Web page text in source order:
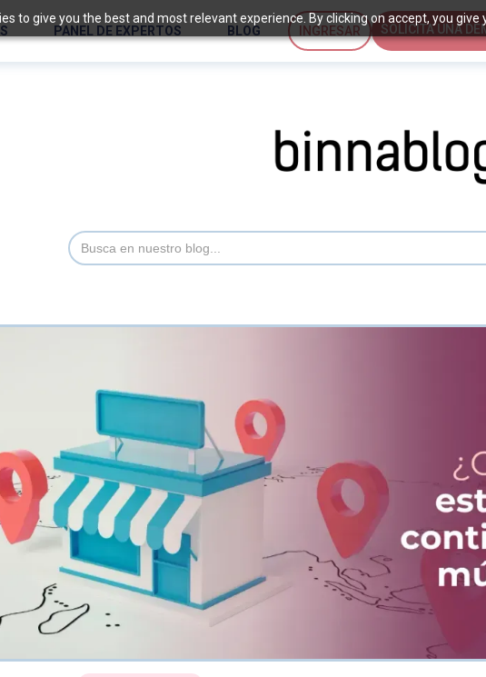
to give you the best and most relevant experience. By clicking on accept, you
PANEL DE EXPERTOS BLOG INGRESAR SOLICITA UNA